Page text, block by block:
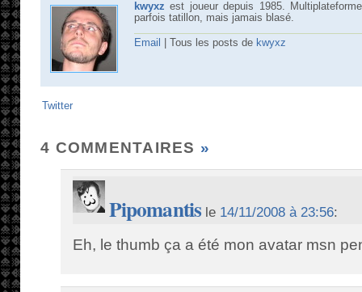
kwyxz est joueur depuis 1985.
parfois tatillon, mais jamais blasé.
Email | Tous les posts de kwyxz
Twitter
4 COMMENTAIRES »
Pipomantisle 14/11/2008 à 23:56:
Eh, le thumb ça a été mon avatar msn